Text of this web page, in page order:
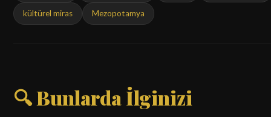
kültürel miras Mezopotamya
🔍 Bunlarda İlginizi